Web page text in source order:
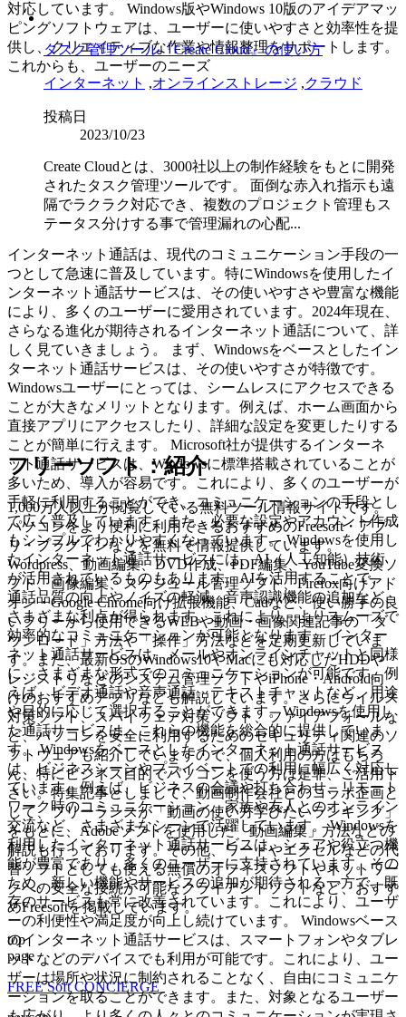
対応しています。 Windows版やWindows 10版のアイデアマッ
ピングソフトウェアは、ユーザーに使いやすさと効率性を提
供し、クリエイティブな作業や情報整理をサポートします。
これからも、ユーザーのニーズ
インターネット通話は、現代のコミュニケーション手段の一
つとして急速に普及しています。特にWindowsを使用したイ
ンターネット通話サービスは、その使いやすさや豊富な機能
により、多くのユーザーに愛用されています。2024年現在、
さらなる進化が期待されるインターネット通話について、詳
しく見ていきましょう。 まず、Windowsをベースとしたイン
ターネット通話サービスは、その使いやすさが特徴です。
Windowsユーザーにとっては、シームレスにアクセスできる
ことが大きなメリットとなります。例えば、ホーム画面から
直接アプリにアクセスしたり、詳細な設定を変更したりする
ことが簡単に行えます。 Microsoft社が提供するインターネ
ット通話サービスは、Windowsに標準搭載されていることが
多いため、導入が容易です。これにより、多くのユーザーが
手軽に利用することができ、コミュニケーションの手段とし
て広く普及しています。また、必要な設定やアカウント作成
もシンプルでわかりやすくなっています。 Windowsを使用し
たインターネット通話サービスには、AI（人工知能）技術
が活用されているものもあります。AIを活用することで、
通話品質の向上やノイズの軽減、音声認識機能の追加など、
さまざまな利点が得られます。これにより、よりスムーズで
効率的なコミュニケーションが可能となります。 インター
ネット通話サービスは、メールやオンラインチャットと同様
に、さまざまな形式でのコミュニケーションが可能です。例
えば、ビデオ通話や音声通話、テキストチャットなど、用途
や目的に応じて選択することができます。Windowsを使用し
た通話サービスは、これらの機能を総合的に提供していま
す。 Windowsをベースとしたインターネット通話サービス
は、ビジネスシーンやプライベートでの利用に幅広く対応し
ています。例えば、ビジネスの会議や打ち合わせ、リモート
ワーク時のコミュニケーション、家族や友人とのオンライン
交流など、さまざまなシーンで活躍しています。 Windowsを
利用したインターネット通話サービスは、シェアや役立つ機
能が豊富であり、多くのユーザーに支持されています。その
ため、新しい機能やサービスの追加が期待される一方で、既
存のサービスも常に改善されています。これにより、ユーザ
ーの利便性や満足度が向上し続けています。 Windowsベース
のインターネット通話サービスは、スマートフォンやタブレ
ットなどのデバイスでも利用が可能です。これにより、ユー
ザーは場所や状況に制約されることなく、自由にコミュニケ
ーションを取ることができます。また、対象となるユーザー
タスク管理ツール『Create Cloud』の使い方
インターネット ,オンラインストレージ ,クラウド
投稿日
2023/10/23
Create Cloudとは、3000社以上の制作経験をもとに開発
されたタスク管理ツールです。 面倒な赤入れ指示も遠
隔でラクラク対応でき、複数のプロジェクト管理もス
テータス分けする事で管理漏れの心配...
フリーソフト：紹介
1,000万人以上が閲覧している無料ツール情報サイトです。
パソコンをより便利に利用できるおすすめのFreesoft・アプ
リ・プラグインなどを無料で情報提供しています。
Wordpress、動画編集、DVD作成、PDF編集、YouTube変換ソ
フト、画像編集、スケジュール管理ソフト、Firefox向けアド
オン・Google Chrome向け拡張機能、Cadなど、使い勝手の良
いフリーから使用できるWEBや動画・画像関連記事の「ダ
ウンロード」方法や「操作」方法などを定期更新していま
す。また、最新OSのWindows10やMacにも対応したHDDや
レジストリなどのシステム管理ソフトやiPhone・Android向
けのおすすめアプリなども解説しています。さらにウイルス
対策ソフト、スパイウェア対策ソフト、ファイアフォールな
ど、パソコンを安全に利用するためのセキュリティ関連のソ
フトウェアも紹介していますので、個人利用の方はもちろ
ん、特にビジネス目的でパソコンを使う方は是非、ご活用下
さい。特集記事としまして、動画制作会社とのコラボ企画と
して、フリーランスが「動画の使い方学びたいランキング」
をもとに、Adobeソフトを使用した「動画編集」方法などの
解説も行っております。その他、ワードやエクセルなどの代
替ソフトとしても使える無償のオフィスソフトやネットワー
クへの安全な接続が可能なクライアントソフトなど、おすす
めFreesoftを掲載しています。
top
page
FREE Soft CONCIERGE